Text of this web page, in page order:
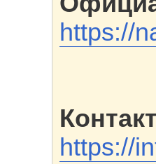
https://
https://